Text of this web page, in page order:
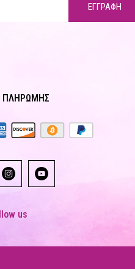
ΕΓΓΡΑΦΗ
ΠΛΗΡΩΜΗΣ
us